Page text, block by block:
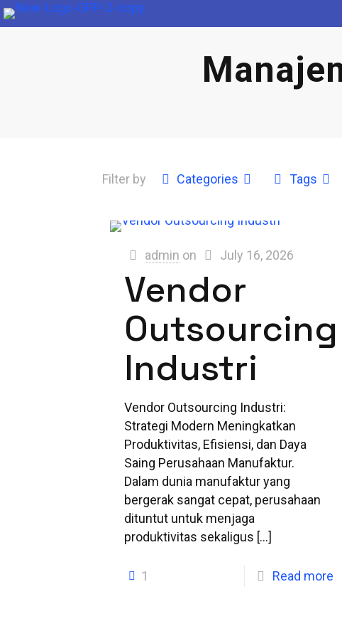
Filter by Categories Tags
admin on July 16, 2026
Vendor
Outsourcing
Industri
Vendor Outsourcing Industri:
Strategi Modern Meningkatkan
Produktivitas, Efisiensi, dan Daya
Saing Perusahaan Manufaktur.
Dalam dunia manufaktur yang
bergerak sangat cepat, perusahaan
dituntut untuk menjaga
produktivitas sekaligus […]
1 Read more